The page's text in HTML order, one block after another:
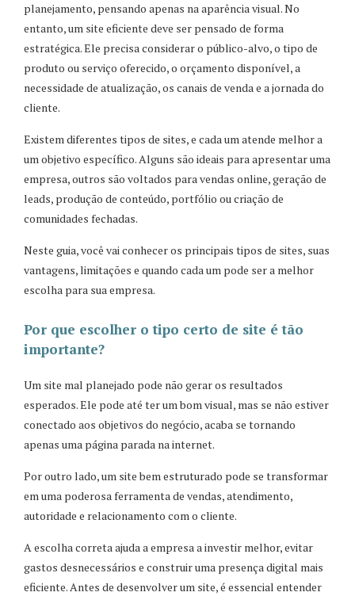
planejamento, pensando apenas na aparência visual. No
entanto, um site eficiente deve ser pensado de forma
estratégica. Ele precisa considerar o público-alvo, o tipo de
produto ou serviço oferecido, o orçamento disponível, a
necessidade de atualização, os canais de venda e a jornada do
cliente.
Existem diferentes tipos de sites, e cada um atende melhor a
um objetivo específico. Alguns são ideais para apresentar uma
empresa, outros são voltados para vendas online, geração de
leads, produção de conteúdo, portfólio ou criação de
comunidades fechadas.
Neste guia, você vai conhecer os principais tipos de sites, suas
vantagens, limitações e quando cada um pode ser a melhor
escolha para sua empresa.
Por que escolher o tipo certo de site é tão
importante?
Um site mal planejado pode não gerar os resultados
esperados. Ele pode até ter um bom visual, mas se não estiver
conectado aos objetivos do negócio, acaba se tornando
apenas uma página parada na internet.
Por outro lado, um site bem estruturado pode se transformar
em uma poderosa ferramenta de vendas, atendimento,
autoridade e relacionamento com o cliente.
A escolha correta ajuda a empresa a investir melhor, evitar
gastos desnecessários e construir uma presença digital mais
eficiente. Antes de desenvolver um site, é essencial entender